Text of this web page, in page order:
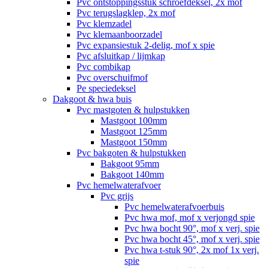
Pvc ontstoppingsstuk schroefdeksel, 2x mof
Pvc terugslagklep, 2x mof
Pvc klemzadel
Pvc klemaanboorzadel
Pvc expansiestuk 2-delig, mof x spie
Pvc afsluitkap / lijmkap
Pvc combikap
Pvc overschuifmof
Pe speciedeksel
Dakgoot & hwa buis
Pvc mastgoten & hulpstukken
Mastgoot 100mm
Mastgoot 125mm
Mastgoot 150mm
Pvc bakgoten & hulpstukken
Bakgoot 95mm
Bakgoot 140mm
Pvc hemelwaterafvoer
Pvc grijs
Pvc hemelwaterafvoerbuis
Pvc hwa mof, mof x verjongd spie
Pvc hwa bocht 90°, mof x verj. spie
Pvc hwa bocht 45°, mof x verj. spie
Pvc hwa t-stuk 90°, 2x mof 1x verj.
spie